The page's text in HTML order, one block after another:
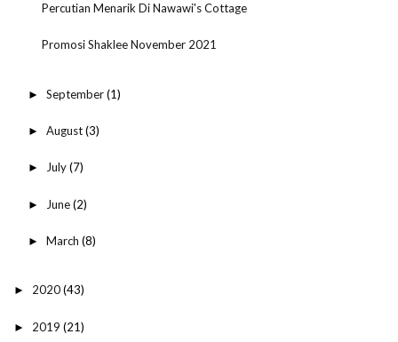
Percutian Menarik Di Nawawi's Cottage
Promosi Shaklee November 2021
► September(1)
► August(3)
► July(7)
► June(2)
► March (8)
► 2020(43)
► 2019 (21)